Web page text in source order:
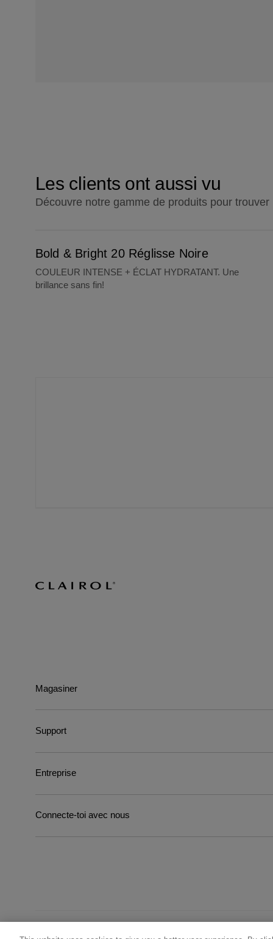
Les clients ont aussi vu
Découvre notre gamme de produits pour trouver
Bold & Bright 20 Réglisse Noire
COULEUR INTENSE + ÉCLAT HYDRATANT. Une
brillance sans fin!
Magasiner
Support
Entreprise
Connecte-toi avec nous